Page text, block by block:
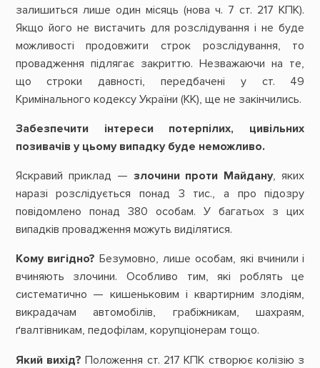
залишиться лише один місяць (нова ч. 7 ст. 217 КПК).
Якщо його не вистачить для розслідування і не буде
можливості продовжити строк розслідування, то
провадження підлягає закриттю. Незважаючи на те,
що строки давності, передбачені у ст. 49
Кримінального кодексу України (КК), ще не закінчились.
Забезпечити інтереси потерпілих, цивільних
позивачів у цьому випадку буде неможливо.
Яскравий приклад — злочини проти Майдану, яких
наразі розслідується понад 3 тис., а про підозру
повідомлено понад 380 особам. У багатьох з цих
випадків провадження можуть виділятися.
Кому вигідно? Безумовно, лише особам, які вчинили і
вчиняють злочини. Особливо тим, які роблять це
систематично — кишеньковим і квартирним злодіям,
викрадачам автомобілів, грабіжникам, шахраям,
ґвалтівникам, педофілам, корупціонерам тощо.
Який вихід? Положення ст. 217 КПК створює колізію з